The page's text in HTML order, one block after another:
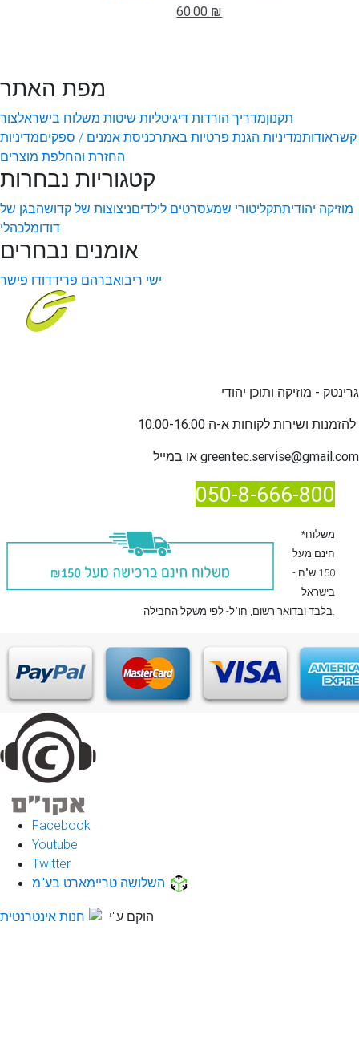
60.00 ₪
מפת האתר
תקנוןמדריך הורדות דיגיטליות שיטות משלוח בישראלצור
קשראודותמדיניות הגנת פרטיות באתרכניסת אמנים / ספקיםמדיניות
החזרת והחלפת מוצרים
קטגוריות נבחרות
מוזיקה יהודיתתקליטורי שמעסרטים לילדיםניצוצות של קדושהבגן של
דודומלכהלי
אומנים נבחרים
ישי ריבואברהם פרידדודו פישר
גרינטק - מוזיקה ותוכן יהודי
להזמנות ו
greentec.servise@gmail.com
050-8-666-800
*משלוח
חינם מעל
150 ש"ח -
בישראל
בלבדובדואר רשום , חו"ל- לפי משקל החבילה.
Facebook
Youtube
Twitter
השלושה טריימארט בע"מ
הוקם ע"י חנות אינטרנטית